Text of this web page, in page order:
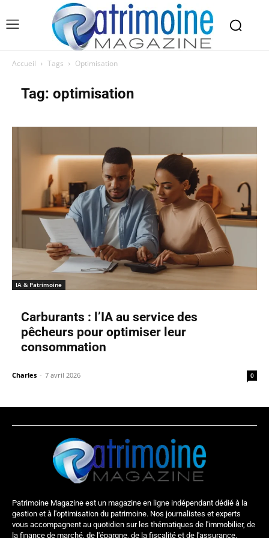
Accueil Tags Optimisation
Tag: optimisation
IA & Patrimoine
Carburants : l’IA au service des
pêcheurs pour optimiser leur
consommation
Charles - 7 avril 2026 0
Patrimoine Magazine est un magazine en ligne indépendant dédié à la
gestion et à l'optimisation du patrimoine. Nos journalistes et experts
vous accompagnent au quotidien sur les thématiques de l'immobilier, de
la finance de marché, de l'épargne, de la fiscalité et de l'assurance.